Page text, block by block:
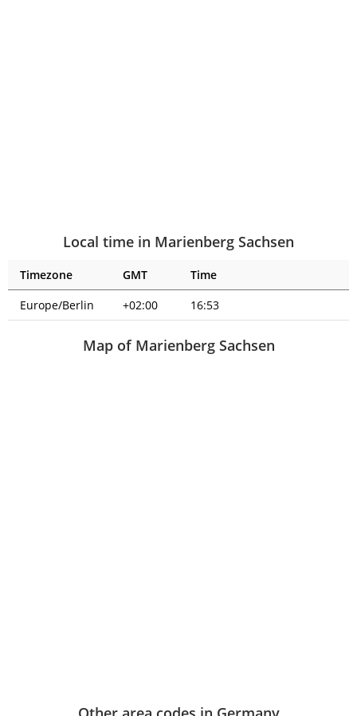
Local time in Marienberg Sachsen
Timezone GMT
Time
Europe/Berlin
+02:00 16:53
Map of Marienberg Sachsen